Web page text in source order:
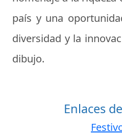
país y una
diversidad y la
dibujo.
Enlaces